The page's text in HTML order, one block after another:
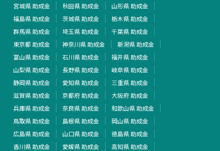
宮城県 助成金
秋田県 助成金
山形県 助成金
福島県 助成金
茨城県 助成金
栃木県 助成金
群馬県 助成金
埼玉県 助成金
千葉県 助成金
東京都 助成金
神奈川県 助成金
新潟県 助成金
富山県 助成金
石川県 助成金
福井県 助成金
山梨県 助成金
長野県 助成金
岐阜県 助成金
静岡県 助成金
愛知県 助成金
三重県 助成金
滋賀県 助成金
京都府 助成金
大阪府 助成金
兵庫県 助成金
奈良県 助成金
和歌山県 助成金
鳥取県 助成金
島根県 助成金
岡山県 助成金
広島県 助成金
山口県 助成金
徳島県 助成金
香川県 助成金
愛媛県 助成金
高知県 助成金